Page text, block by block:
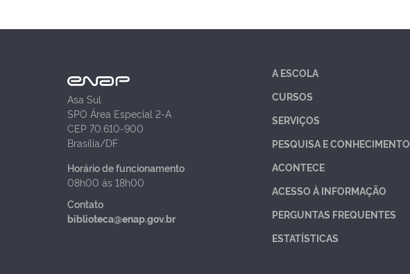
Asa Sul
SPO Área Especial 2-A
CEP 70.610-900
Brasília/DF
Horário de funcionamento
08h00 às 18h00
Contato
biblioteca@enap.gov.br
A ESCOLA
CURSOS
SERVIÇOS
PESQUISA E CONHECIMENTO
ACONTECE
ACESSO À INFORMAÇÃO
PERGUNTAS FREQUENTES
ESTATÍSTICAS